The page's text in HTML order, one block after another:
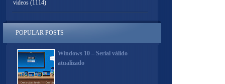
videos (1114)
POPULAR POSTS
Windows 10 – Serial válido
atualizado